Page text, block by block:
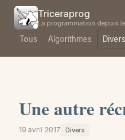
Triceraprog
La programmation depuis
Tous Algorithmes Divers
Une autre
19 avril 2017 Divers